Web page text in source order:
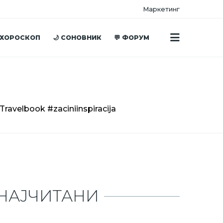
Маркетинг
ХОРОСКОП 🌙 СОНОВНИК 💬 ФОРУМ
#zaciniinspiracija